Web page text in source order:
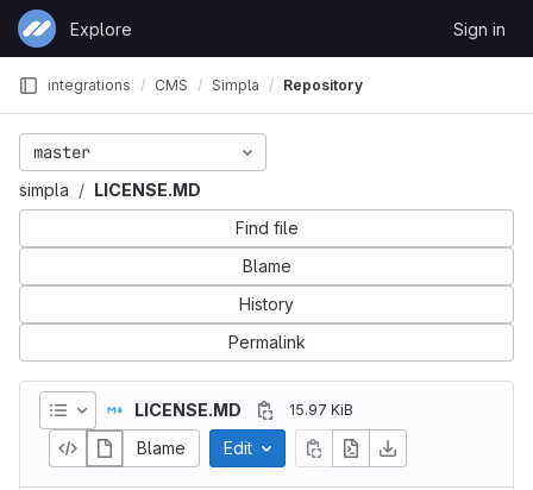
Skip to content
GitLab
Explore Sign in
integrations CMS Simpla Repository
master
simpla
LICENSE.MD
Find file
Blame
History
Permalink
LICENSE.MD 15.97 KiB
Blame Edit